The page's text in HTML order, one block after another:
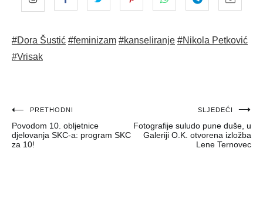
#Dora Šustić #feminizam #kanseliranje #Nikola Petković
#Vrisak
Navigacija
objava
PRETHODNI
Povodom 10. obljetnice
djelovanja SKC-a: program SKC
za 10!
SLJEDEĆI
Fotografije suludo pune duše, u
Galeriji O.K. otvorena izložba
Lene Ternovec